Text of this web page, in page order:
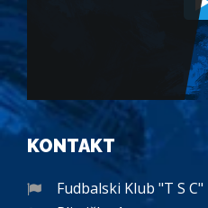
KONTAKT
Fudbalski Klub "T S C"